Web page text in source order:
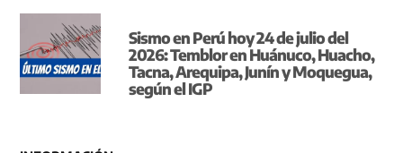
Sismo en Perú hoy 24 de julio del
2026: Temblor en Huánuco, Huacho,
Tacna, Arequipa, Junín y Moquegua,
según el IGP